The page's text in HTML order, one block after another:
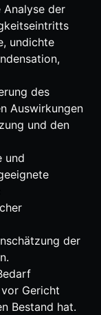
der
undichte
des
Auswirkungen
und den
und
der
Gericht
Bestand hat.